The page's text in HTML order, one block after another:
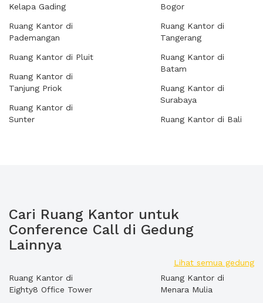
Kelapa Gading
Ruang Kantor di
Pademangan
Ruang Kantor di Pluit
Ruang Kantor di
Tanjung Priok
Ruang Kantor di
Sunter
Bogor
Ruang Kantor di
Tangerang
Ruang Kantor di
Batam
Ruang Kantor di
Surabaya
Ruang Kantor di Bali
Cari Ruang Kantor untuk
Conference Call di Gedung
Lainnya
Lihat semua gedung
Ruang Kantor di
Eighty8 Office Tower
Ruang Kantor di
Menara Mulia